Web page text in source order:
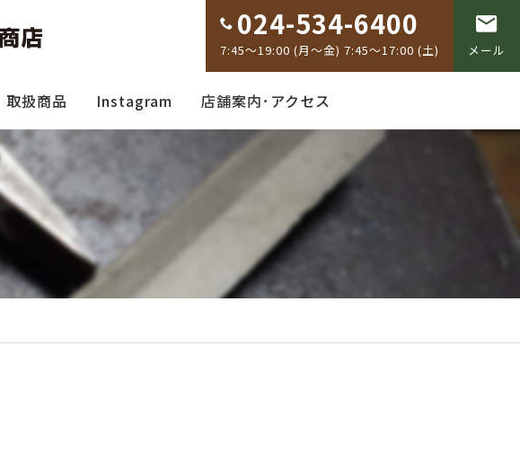
024-534-6400
7:45～19:00 (月～金) 7:45～17:00 (土) メール
取扱商品 Instagram 店舗案内･アクセス